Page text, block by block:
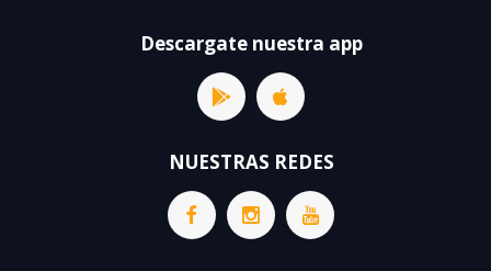
Descargate nuestra app
NUESTRAS REDES